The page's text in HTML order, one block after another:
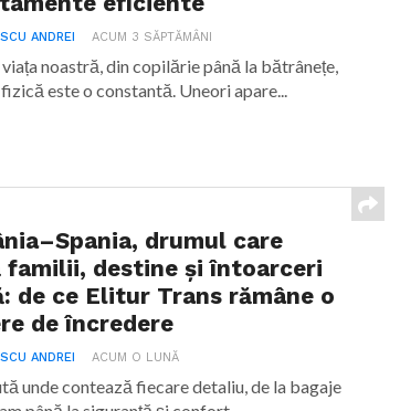
ANDREI ACUM 3 SĂPTĂMÂNI
noastră, din copilărie până la bătrânețe,
este o constantă. Uneori apare...
drumul care
familii, destine și întoarceri
de ce Elitur Trans rămâne o
de încredere
ANDREI ACUM O LUNĂ
unde contează fiecare detaliu, de la bagaje